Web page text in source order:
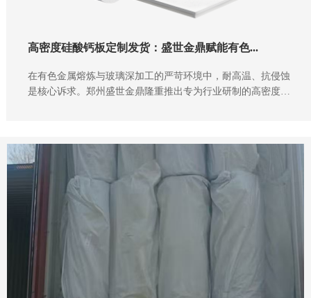
高密度硅酸钙板定制发货：盛世金鼎赋能有色...
在有色金属熔炼与玻璃深加工的严苛环境中，耐高温、抗侵蚀
是核心诉求。郑州盛世金鼎隆重推出专为行业研制的高密度硅